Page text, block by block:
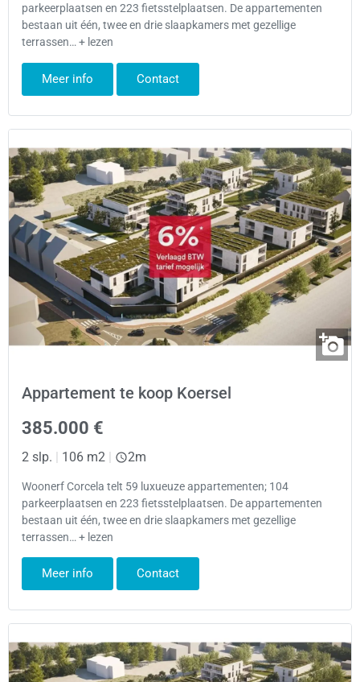
parkeerplaatsen en 223 fietsstelplaatsen. De appartementen
bestaan uit één, twee en drie slaapkamers met gezellige
terrassen… + lezen
Meer info Contact
Appartement te koop Koersel
385.000 €
2 slp. | 106 m2 | 2m
Woonerf Corcela telt 59 luxueuze appartementen; 104
parkeerplaatsen en 223 fietsstelplaatsen. De appartementen
bestaan uit één, twee en drie slaapkamers met gezellige
terrassen… + lezen
Meer info Contact